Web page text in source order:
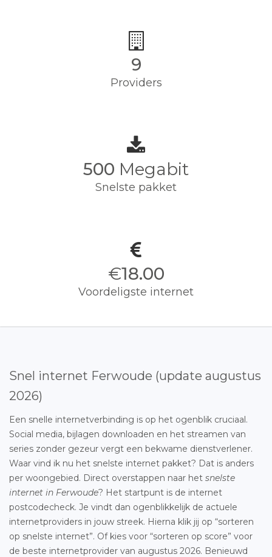
9
Providers
500 Megabit
Snelste pakket
€18.00
Voordeligste internet
Snel internet Ferwoude (update augustus
2026)
Een snelle internetverbinding is op het ogenblik cruciaal.
Social media, bijlagen downloaden en het streamen van
series zonder gezeur vergt een bekwame dienstverlener.
Waar vind ik nu het snelste internet pakket? Dat is anders
per woongebied. Direct overstappen naar het snelste
internet in Ferwoude? Het startpunt is de internet
postcodecheck. Je vindt dan ogenblikkelijk de actuele
internetproviders in jouw streek. Hierna klik jij op “sorteren
op snelste internet”. Of kies voor “sorteren op score” voor
de beste internetprovider van augustus 2026. Benieuwd